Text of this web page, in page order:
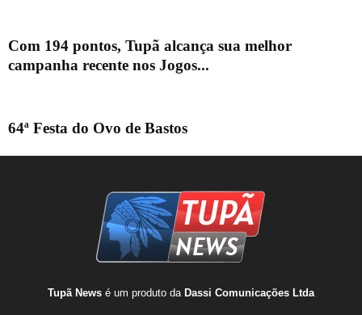
Com 194 pontos, Tupã alcança sua melhor
campanha recente nos Jogos...
64ª Festa do Ovo de Bastos
Tupã News é um produto da Dassi Comunicações Ltda